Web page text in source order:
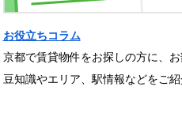
お役立ちコラム
京都で賃貸物件をお探しの方に、
豆知識やエリア、駅情報などをご紹